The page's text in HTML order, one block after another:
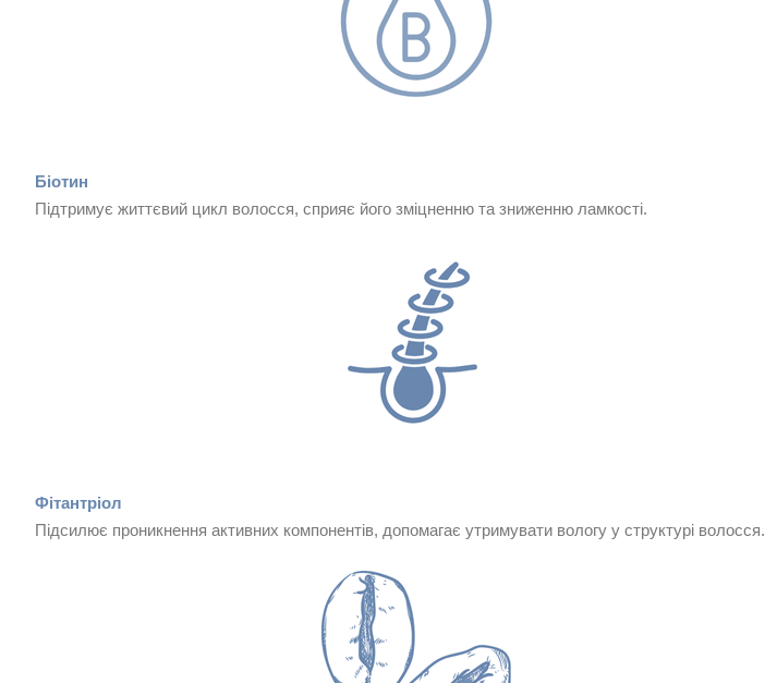
Біотин
Підтримує життєвий цикл волосся, сприяє його зміцненню та зниженню ламкості.
Фітантріол
Підсилює проникнення активних компонентів, допомагає утримувати вологу у структурі волосся.